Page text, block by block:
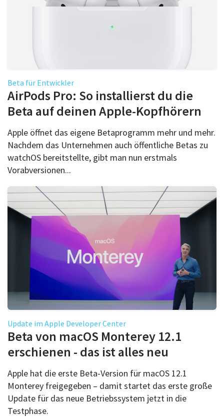
Beta für Entwickler
AirPods Pro: So installierst du die
Beta auf deinen Apple-Kopfhörern
Apple öffnet das eigene Betaprogramm mehr und mehr.
Nachdem das Unternehmen auch öffentliche Betas zu
watchOS bereitstellte, gibt man nun erstmals
Vorabversionen...
Update im Apple Developer Center
Beta von macOS Monterey 12.1
erschienen - das ist alles neu
Apple hat die erste Beta-Version für macOS 12.1
Monterey freigegeben – damit startet das erste große
Update für das neue Betriebssystem jetzt in die
Testphase.